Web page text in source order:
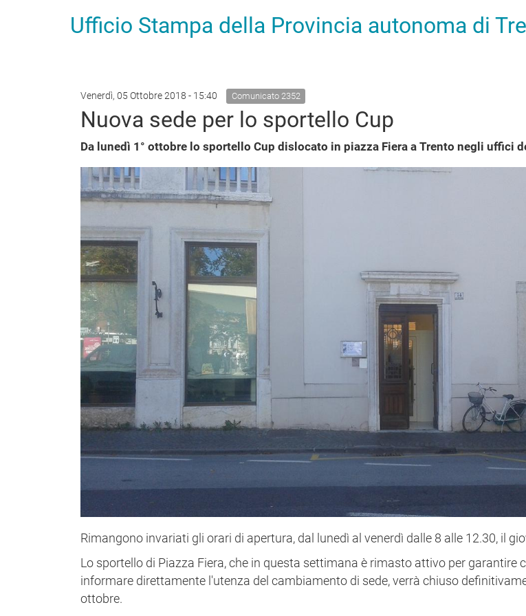
Ufficio Stampa della Provincia autonoma di
Venerdì, 05 Ottobre 2018 - 15:40 Comunicato 2352
Nuova sede per lo sportello Cup
Da lunedì 1° ottobre lo sportello Cup dislocato in piazza Fiera a Trento negli uffici
Rimangono invariati gli orari di apertura, dal lunedì al venerdì dalle 8 alle 12.30, il
Lo sportello di Piazza Fiera, che in questa settimana è rimasto attivo per garantire
informare direttamente l'utenza del cambiamento di sede, verrà chiuso
ottobre.